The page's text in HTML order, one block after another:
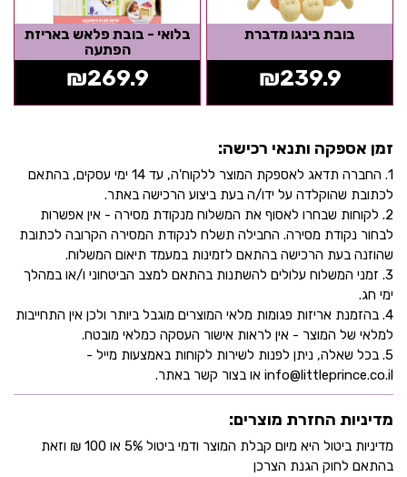
בובת בינגו מדברת
₪239.9
בלואי - בובת פלאש באריזת
הפתעה
₪269.9
זמן אספקה ותנאי רכישה:
1. החברה תדאג לאספקת המוצר ללקוח'ה, עד 14 ימי עסקים, בהתאם
לכתובת שהוקלדה על ידו/ה בעת ביצוע הרכישה באתר.
2. לקוחות שבחרו לאסוף את המשלוח מנקודת מסירה - אין אפשרות
לבחור נקודת מסירה. החבילה תשלח לנקודת המסירה הקרובה לכתובת
שהוזנה בעת הרכישה בהתאם לזמינות במעמד תיאום המשלוח.
3. זמני המשלוח עלולים להשתנות בהתאם למצב הביטחוני ו/או במהלך
ימי חג.
4. בהזמנת אריזות פגומות מלאי המוצרים מוגבל ביותר ולכן אין התחייבות
למלאי של המוצר - אין לראות אישור העסקה כמלאי מובטח.
5. בכל שאלה, ניתן לפנות לשירות לקוחות באמצעות מייל -
info@littleprince.co.il או בצור קשר באתר.
מדיניות החזרת מוצרים:
מדיניות ביטול היא מיום קבלת המוצר ודמי ביטול 5% או 100 ₪ וזאת
בהתאם לחוק הגנת הצרכן